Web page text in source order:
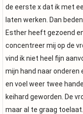
de eerste x dat ik met
laten werken. Dan
Esther heeft gezoend
concentreer mij op de
vind ik niet heel fijn
mijn hand naar onderen
en voel weer twee
keihard geworden. De
maar al te graag